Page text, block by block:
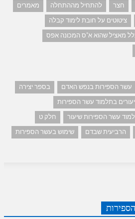
חצר להתחיל מההתחלה
מאמרים
ציטוטים על חובת לימוד קבלה
מאציל שהוא א"ס המכונה אפס
עשר הספירות בנפש האדם
בספר יצירה
בתלמוד עשר הספירות
עשר הספירות שיעור
חלק ט
הרביעית שבדם שימוש בעשר הספירות